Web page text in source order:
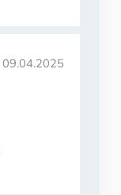
09.04.2025